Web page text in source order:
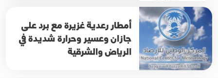
أمطار رعدية غزيرة مع برد على
جازان وعسير وحرارة شديدة في
الرياض والشرقية